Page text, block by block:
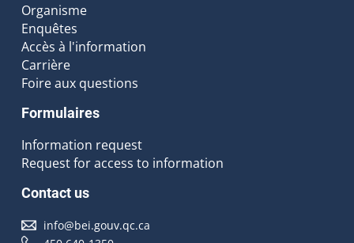
Organisme
Enquêtes
Accès à l'information
Carrière
Foire aux questions
Formulaires
Information request
Request for access to information
Contact us
info@bei.gouv.qc.ca